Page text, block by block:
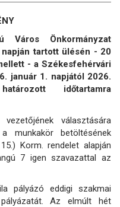
Város Önkormányzat
tartott ülésén - 20
- a Székesfehérvári
január 1. napjától 2026.
időtartamra
választására
munkakör betöltésének
Korm. rendelet alapján
7 igen szavazattal az
pályázó eddigi szakmai
pályázatát. Az elmúlt hét